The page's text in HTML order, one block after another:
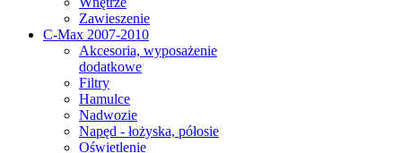
Zawieszenie
C-Max 2007-2010
Akcesoria, wyposażenie
dodatkowe
Filtry
Hamulce
Nadwozie
Napęd - łożyska, półosie
Oświetlenie